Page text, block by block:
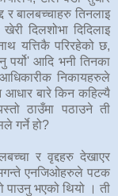
र बालबच्चाहरु तिनलाइ
दिलशोभा दिदिलाइ
यत्तिकै परिरहेको छ,
पर्यो' आदि भनी तिनका
निकायहरुले
आधार बारे किन कहिल्यै
ठाउँमा पठाउने ती
गर्ने हो?
र वृद्दहरु देखाएर
मगन्ते एनजिओहरुले पटक
पाउनु भएको थियो । ती